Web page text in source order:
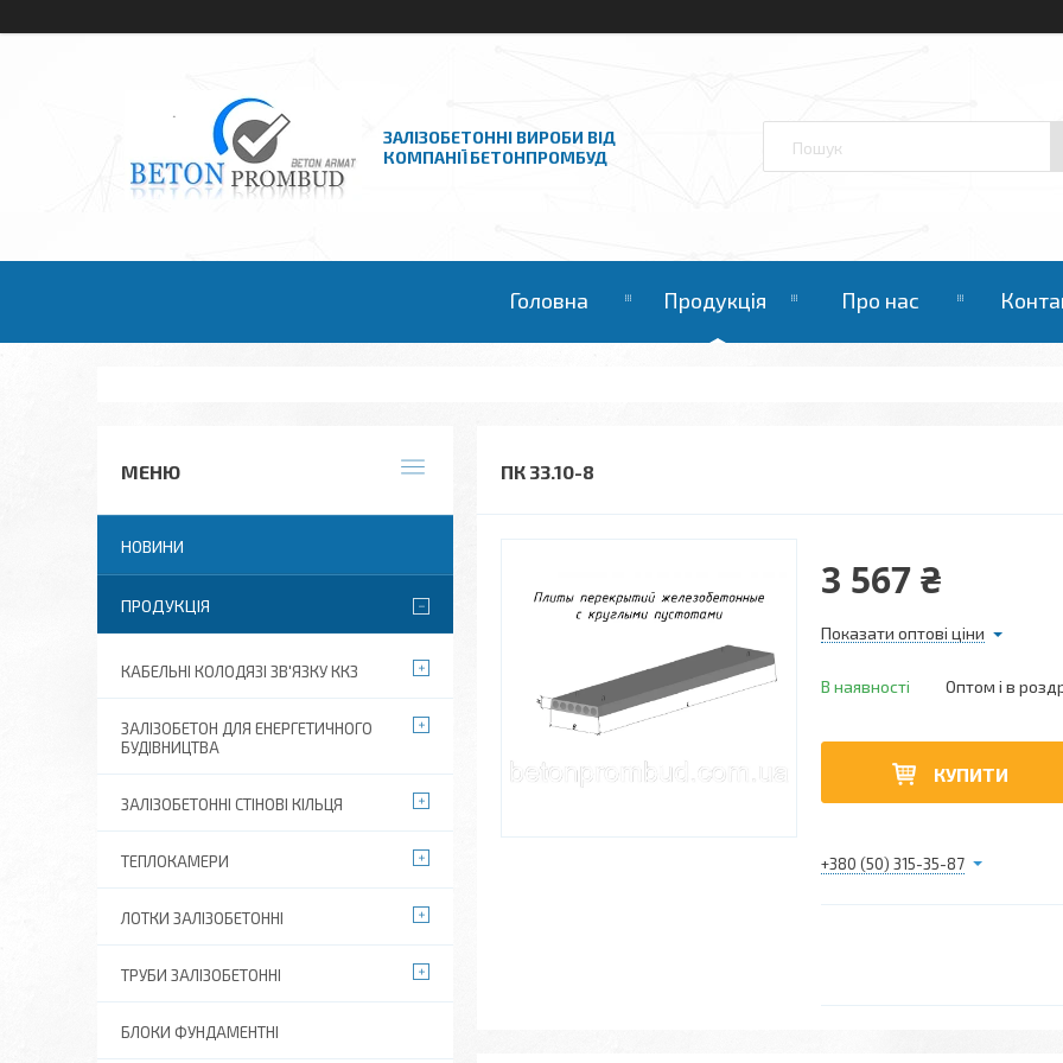
ЗАЛІЗОБЕТОННІ ВИРОБИ ВІД
КОМПАНІЇ БЕТОНПРОМБУД
Головна Продукція Про нас
ПК 33.10-8
3 567 ₴
Показати оптові ціни
В наявності Оптом і в
КУПИТИ
+380 (50) 315-35-87
НОВИНИ
ПРОДУКЦІЯ
КАБЕЛЬНІ КОЛОДЯЗІ ЗВ'ЯЗКУ ККЗ
ЗАЛІЗОБЕТОН ДЛЯ ЕНЕРГЕТИЧНОГО
БУДІВНИЦТВА
ЗАЛІЗОБЕТОННІ СТІНОВІ КІЛЬЦЯ
ТЕПЛОКАМЕРИ
ЛОТКИ ЗАЛІЗОБЕТОННІ
ТРУБИ ЗАЛІЗОБЕТОННІ
БЛОКИ ФУНДАМЕНТНІ